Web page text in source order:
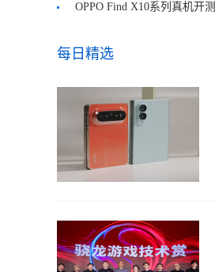
OPPO Find X10系列真机开
每日精选